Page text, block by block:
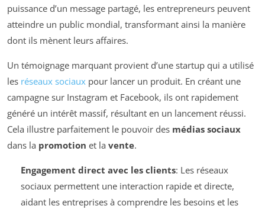
puissance d’un message partagé, les entrepreneurs peuvent
atteindre un public mondial, transformant ainsi la manière
dont ils mènent leurs affaires.
Un témoignage marquant provient d’une startup qui a utilisé
les réseaux sociaux pour lancer un produit. En créant une
campagne sur Instagram et Facebook, ils ont rapidement
généré un intérêt massif, résultant en un lancement réussi.
Cela illustre parfaitement le pouvoir des médias sociaux
dans la promotion et la vente.
Engagement direct avec les clients: Les réseaux
sociaux permettent une interaction rapide et directe,
aidant les entreprises à comprendre les besoins et les